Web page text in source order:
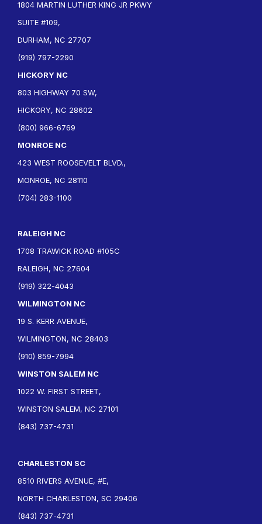
1804 MARTIN LUTHER KING JR PKWY
SUITE #109,
DURHAM, NC 27707
(919) 797-2290
HICKORY NC
803 HIGHWAY 70 SW,
HICKORY, NC 28602
(800) 966-6769
MONROE NC
423 WEST ROOSEVELT BLVD.,
MONROE, NC 28110
(704) 283-1100
RALEIGH NC
1708 TRAWICK ROAD #105C
RALEIGH, NC 27604
(919) 322-4043
WILMINGTON NC
19 S. KERR AVENUE,
WILMINGTON, NC 28403
(910) 859-7994
WINSTON SALEM NC
1022 W. FIRST STREET,
WINSTON SALEM, NC 27101
(843) 737-4731
CHARLESTON SC
8510 RIVERS AVENUE, #E,
NORTH CHARLESTON, SC 29406
(843) 737-4731